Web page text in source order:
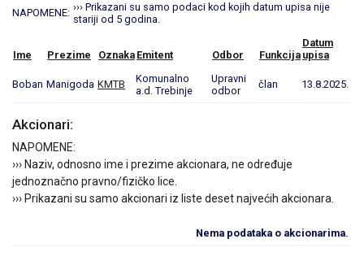
NAPOMENE: ››› Prikazani su samo podaci kod kojih datum upisa nije
stariji od 5 godina.
Ime Prezime Oznaka Emitent Odbor Funkcija
Datum
upisa
Boban Manigoda KMTB
Komunalno
a.d. Trebinje
Upravni
odbor
član 13.8.2025.
Akcionari:
NAPOMENE:
››› Naziv, odnosno ime i prezime akcionara, ne određuje
jednoznačno pravno/fizičko lice.
››› Prikazani su samo akcionari iz liste deset najvećih akcionara.
Nema podataka o akcionarima.